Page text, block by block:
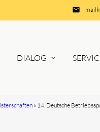
email
DIALOG expand_more
14. Deutsche